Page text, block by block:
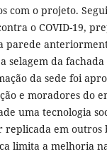
com o projeto.
o COVID-19,
parede
selagem da
da sede foi
e moradores do
uma tecnologia
replicada em outros
limita a melhoria